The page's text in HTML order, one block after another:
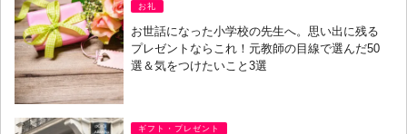
お礼
お世話になった小学校の先生へ。思い出に残る
プレゼントならこれ！元教師の目線で選んだ50
選＆気をつけたいこと3選
ギフト・プレゼント